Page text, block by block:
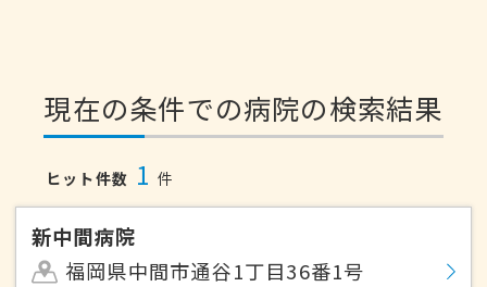
現在の条件での病院の検索結果
ヒット件数 1 件
新中間病院
福岡県中間市通谷1丁目36番1号